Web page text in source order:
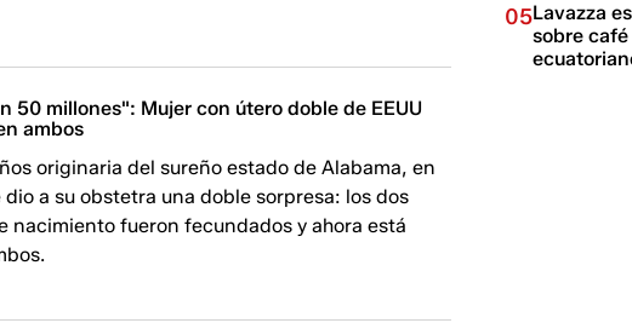
50 millones": Mujer con útero doble de EEUU
ambos
originaria del sureño estado de Alabama, en
dio a su obstetra una doble sorpresa: los dos
nacimiento fueron fecundados y ahora está
05Lavazza
sobre